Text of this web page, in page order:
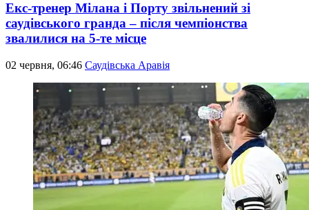
Екс-тренер Мілана і Порту звільнений зі
саудівського гранда – після чемпіонства
звалилися на 5-те місце
02 червня, 06:46 Саудівська Аравія